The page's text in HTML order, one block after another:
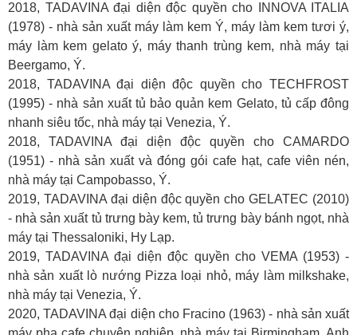
2018, TADAVINA đại diện độc quyền cho INNOVA ITALIA
(1978) - nhà sản xuất máy làm kem Ý, máy làm kem tươi ý,
máy làm kem gelato ý, máy thanh trùng kem, nhà máy tại
Beergamo, Ý.
2018, TADAVINA đại diện độc quyền cho TECHFROST
(1995) - nhà sản xuất tủ bảo quản kem Gelato, tủ cấp đông
nhanh siêu tốc, nhà máy tại Venezia, Ý.
2018, TADAVINA đại diện độc quyền cho CAMARDO
(1951) - nhà sản xuất và đóng gói cafe hạt, cafe viên nén,
nhà máy tại Campobasso, Ý.
2019, TADAVINA đại diện độc quyền cho GELATEC (2010)
- nhà sản xuất tủ trưng bày kem, tủ trưng bày bánh ngọt, nhà
máy tại Thessaloniki, Hy Lạp.
2019, TADAVINA đại diện độc quyền cho VEMA (1953) -
nhà sản xuất lò nướng Pizza loại nhỏ, máy làm milkshake,
nhà máy tại Venezia, Ý.
2020, TADAVINA đại diện cho Fracino (1963) - nhà sản xuất